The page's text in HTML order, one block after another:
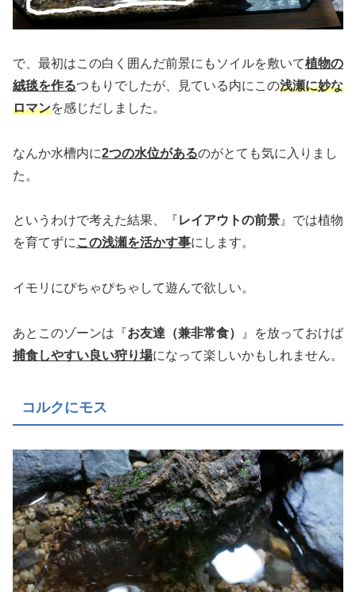
で、最初はこの白く囲んだ前景にもソイルを敷いて植物の
絨毯を作るつもりでしたが、見ている内にこの浅瀬に妙な
ロマンを感じだしました。
なんか水槽内に2つの水位があるのがとても気に入りまし
た。
というわけで考えた結果、『レイアウトの前景』では植物
を育てずにこの浅瀬を活かす事にします。
イモリにぴちゃぴちゃして遊んで欲しい。
あとこのゾーンは『お友達（兼非常食）
』を放っておけば
捕食しやすい良い狩り場になって楽しいかもしれません。
コルクにモス